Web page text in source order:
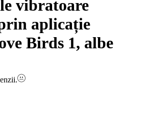
vibratoare
aplicație
Birds 1, albe